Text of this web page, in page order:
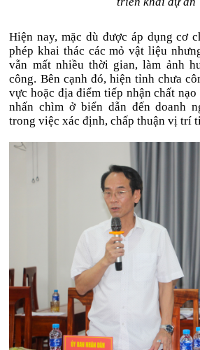
Hiện nay, mặc dù được áp dụng cơ
phép khai thác các mỏ vật liệu
vẫn mất nhiều thời gian, làm ảnh
công. Bên cạnh đó, hiện tỉnh chưa
vực hoặc địa điểm tiếp nhận chất
nhấn chìm ở biển dẫn đến doanh
trong việc xác định, chấp thuận vị trí